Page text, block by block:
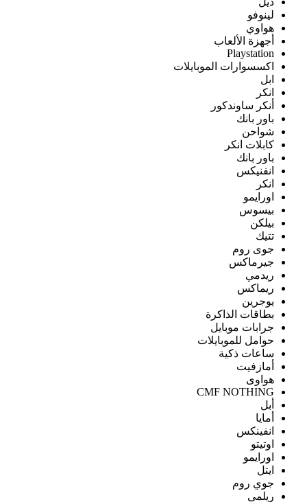
لينوفو
هواوي
أجهزة الألعاب
Playstation
اكسسوارات الموبايلات
ابل
انكر
أنكر ساوندكور
باور بانك
شواحن
كابلات انكر
باور بانك
انفنيكس
انكر
اورايمو
بيسوس
بيلكن
تتيك
جوى روم
جيرماكس
ريدمي
ريماكس
يوجرين
بطاقات الذاكرة
جرابات موبايل
حوامل للموبايلات
ساعات ذكية
أمازفيت
هواوى
CMF NOTHING
أبل
أمايا
انفينكس
اوتيتو
اورايمو
ايتل
جوي روم
ريلمى